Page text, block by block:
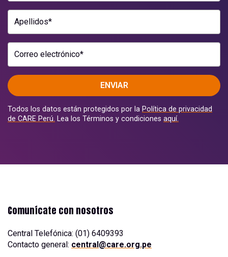
Apellidos*
Correo electrónico*
ENVIAR
Todos los datos están protegidos por la Política de privacidad
de CARE Perú. Lea los Términos y condiciones aquí.
Comunícate con nosotros
Central Telefónica: (01) 6409393
Contacto general: central@care.org.pe